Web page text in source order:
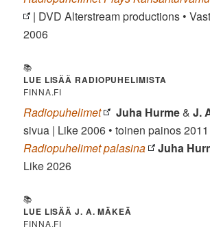
| DVD Alterstream productions •
2006
📚
LUE LISÄÄ RADIOPUHELIMISTA
FINNA.FI
Radiopuhelimet Juha Hurme&J.
sivua | Like 2006 • toinen painos 2011
Radiopuhelimet palasina
Juha
Like 2026
📚
LUE LISÄÄ J. A. MÄKEÄ
FINNA.FI